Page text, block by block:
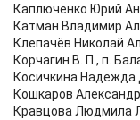
Каплюченко Юрий
Катман Владимир
Клепачёв Николай
Корчагин В. П., п.
Косичкина Надежда
Кошкаров
Кравцова Людмила